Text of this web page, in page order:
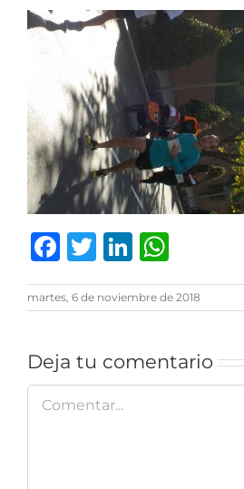
Facebook
TwitterLinkedIn
martes, 6 de noviembre de 2018
Deja tu comentario
Comentar